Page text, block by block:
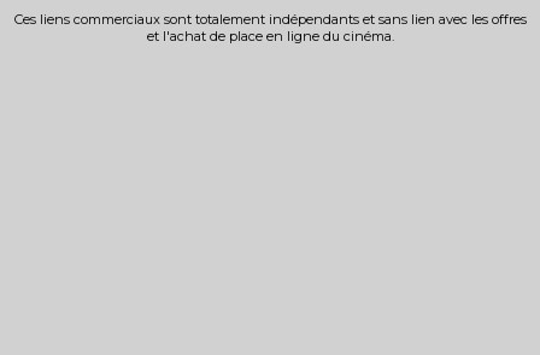
Ces liens commerciaux sont totalement indépendants et sans lien avec les offres
et l'achat de place en ligne du cinéma.